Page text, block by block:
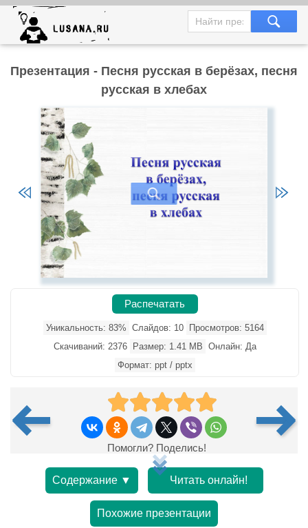
Презентация - Песня русская в берёзах, песня
русская в хлебах
Распечатать
Уникальность: 83% Слайдов: 10
Просмотров: 5164
Скачиваний: 2376
Размер: 1.41 MB Онлайн: Да
Формат: ppt / pptx
Помогли? Поделись!
Содержание ▼ Читать онлайн!
Похожие презентации